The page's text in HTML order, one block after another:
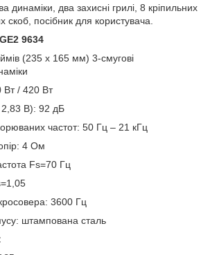
динаміки, два захисні грилі, 8 кріпильних
скоб, посібник для користувача.
9634
(235 х 165 мм) 3-смугові
Вт / 420 Вт
2,83 В): 92 дБ
частот: 50 Гц – 21 кГц
4 Ом
Fs=70 Гц
3600 Гц
штампована сталь